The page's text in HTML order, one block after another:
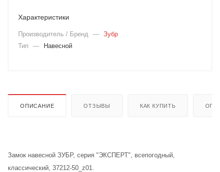
Характеристики
Производитель / Бренд — Зубр
Тип
— Навесной
ОПИСАНИЕ ОТЗЫВЫ КАК КУПИТЬ
Замок навесной ЗУБР, серия "ЭКСПЕРТ", всепогодный,
классический, 37212-50_z01.